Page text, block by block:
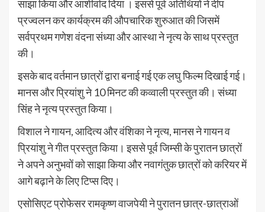
साझा किया और आशीर्वाद दिया । इससे पूर्व अतिथियों ने दीप
प्रज्वलन कर कार्यक्रम की औपचारिक शुरुआत की जिसमें
सर्वप्रथम गणेश वंदना संध्या और आस्था ने नृत्य के साथ प्रस्तुत
की।
इसके बाद वर्तमान छात्रों द्वारा बनाई गई एक लघु फिल्म दिखाई गई।
मानस और प्रियांशु ने 10 मिनट की कव्वाली प्रस्तुत की। संध्या
सिंह ने नृत्य प्रस्तुत किया।
विशाल ने गायन, आदित्य और वंशिका ने नृत्य, मानस ने गायन व
प्रियांशु ने गीत प्रस्तुत किया। इससे पूर्व जिम्सी के पुरातन छात्रों
ने अपने अनुभवों को साझा किया और नवागंतुक छात्रों को करियर में
आगे बढ़ाने के लिए टिप्स दिए।
एसोसिएट प्रोफेसर रामकृष्ण वाजपेयी ने पुरातन छात्र-छात्राओं